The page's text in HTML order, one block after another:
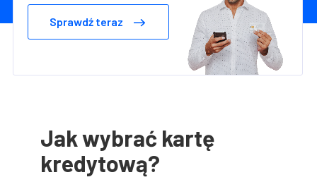
Sprawdź teraz
Jak wybrać kartę
kredytową?